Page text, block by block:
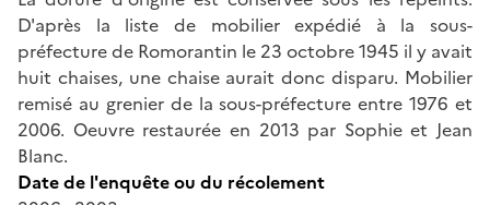
D'après la liste de mobilier expédié à la sous-
préfecture de Romorantin le 23 octobre 1945 il y avait
huit chaises, une chaise aurait donc disparu. Mobilier
remisé au grenier de la sous-préfecture entre 1976 et
2006. Oeuvre restaurée en 2013 par Sophie et Jean
Blanc.
Date de l'enquête ou du récolement